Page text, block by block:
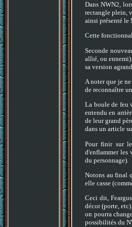
Dans NWN2,
rectangle plein,
ainsi présenté le
Cette
Seconde
allié, ou
sa version
A noter que je
de reconnaître
La boule de feu
entendu en
de leur grand
dans un article
Pour finir sur
d'enflammer les
du personnage).
Notons au final
elle casse
Ceci dit,
décor (porte,
on pourra
possibilités du